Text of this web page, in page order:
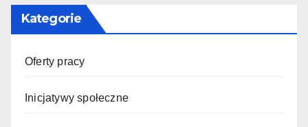
Kategorie
Oferty pracy
Inicjatywy społeczne